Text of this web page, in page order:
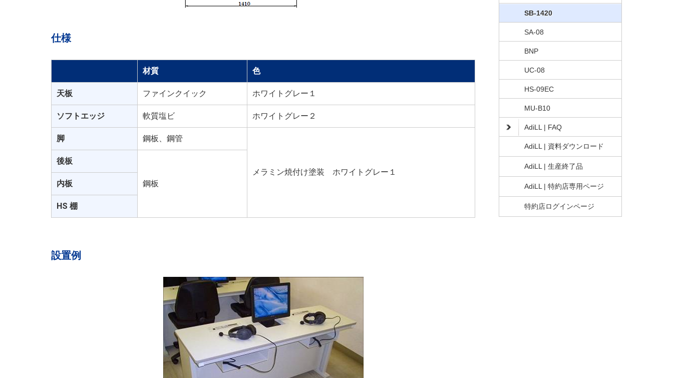
仕様
材質 色
天板 ファインクイック ホワイトグレー１
ソフトエッジ 軟質塩ビ ホワイトグレー２
脚 鋼板、鋼管
メラミン焼付け塗装 ホワイトグレー１
後板
鋼板
内板
HS 棚
設置例
SB-1420
SA-08
BNP
UC-08
HS-09EC
MU-B10
AdiLL | FAQ
AdiLL | 資料ダウンロード
AdiLL | 生産終了品
AdiLL | 特約店専用ページ
特約店ログインページ